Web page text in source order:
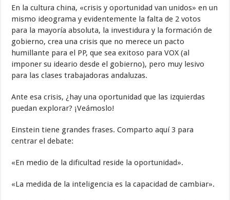
En la cultura china, «crisis y oportunidad van unidos» en un
mismo ideograma y evidentemente la falta de 2 votos
para la mayoría absoluta, la investidura y la formación de
gobierno, crea una crisis que no merece un pacto
humillante para el PP, que sea exitoso para VOX (al
imponer su ideario desde el gobierno), pero muy lesivo
para las clases trabajadoras andaluzas.
Ante esa crisis, ¿hay una oportunidad que las izquierdas
puedan explorar? ¡Veámoslo!
Einstein tiene grandes frases. Comparto aquí 3 para
centrar el debate:
«En medio de la dificultad reside la oportunidad».
«La medida de la inteligencia es la capacidad de cambiar».